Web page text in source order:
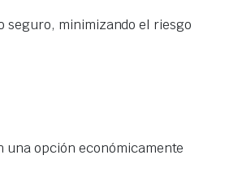
seguro, minimizando el riesgo
una opción económicamente